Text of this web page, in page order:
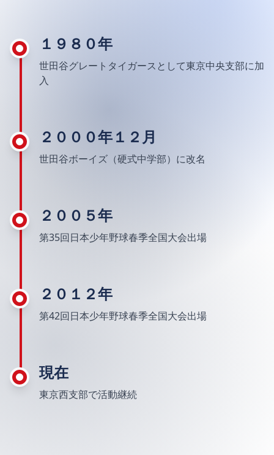
１９８０年
世田谷グレートタイガースとして東京中央支部に加
入
２０００年１２月
世田谷ボーイズ（硬式中学部）に改名
２００５年
第35回日本少年野球春季全国大会出場
２０１２年
第42回日本少年野球春季全国大会出場
現在
東京西支部で活動継続